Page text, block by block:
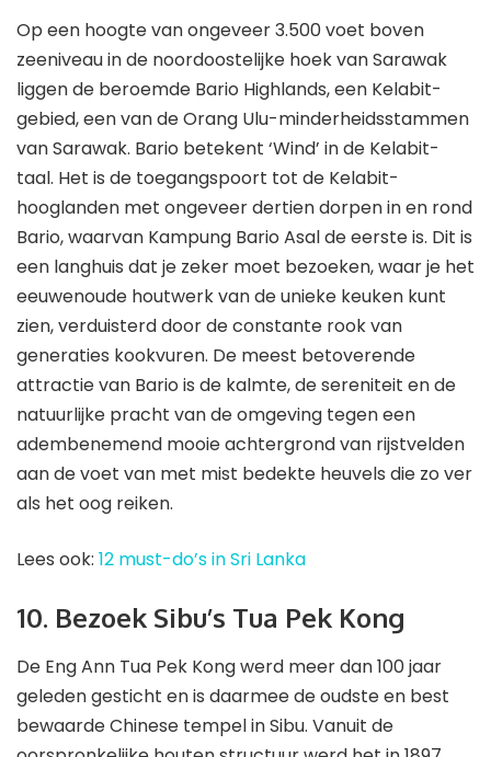
Op een hoogte van ongeveer 3.500 voet boven
zeeniveau in de noordoostelijke hoek van Sarawak
liggen de beroemde Bario Highlands, een Kelabit-
gebied, een van de Orang Ulu-minderheidsstammen
van Sarawak. Bario betekent ‘Wind’ in de Kelabit-
taal. Het is de toegangspoort tot de Kelabit-
hooglanden met ongeveer dertien dorpen in en rond
Bario, waarvan Kampung Bario Asal de eerste is. Dit is
een langhuis dat je zeker moet bezoeken, waar je het
eeuwenoude houtwerk van de unieke keuken kunt
zien, verduisterd door de constante rook van
generaties kookvuren. De meest betoverende
attractie van Bario is de kalmte, de sereniteit en de
natuurlijke pracht van de omgeving tegen een
adembenemend mooie achtergrond van rijstvelden
aan de voet van met mist bedekte heuvels die zo ver
als het oog reiken.
Lees ook: 12 must-do’s in Sri Lanka
10. Bezoek Sibu’s Tua Pek Kong
De Eng Ann Tua Pek Kong werd meer dan 100 jaar
geleden gesticht en is daarmee de oudste en best
bewaarde Chinese tempel in Sibu. Vanuit de